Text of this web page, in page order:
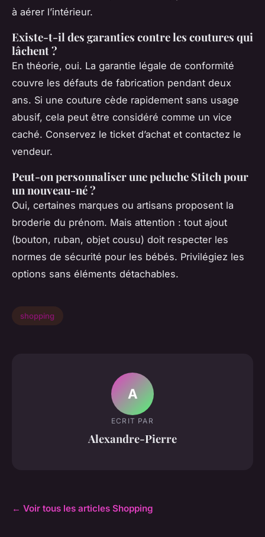
à aérer l’intérieur.
Existe-t-il des garanties contre les coutures qui
lâchent ?
En théorie, oui. La garantie légale de conformité
couvre les défauts de fabrication pendant deux
ans. Si une couture cède rapidement sans usage
abusif, cela peut être considéré comme un vice
caché. Conservez le ticket d’achat et contactez le
vendeur.
Peut-on personnaliser une peluche Stitch pour
un nouveau-né ?
Oui, certaines marques ou artisans proposent la
broderie du prénom. Mais attention : tout ajout
(bouton, ruban, objet cousu) doit respecter les
normes de sécurité pour les bébés. Privilégiez les
options sans éléments détachables.
shopping
A
ECRIT PAR
Alexandre-Pierre
← Voir tous les articles Shopping